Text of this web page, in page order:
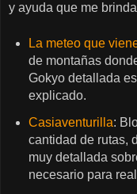
y ayuda que me
La meteo que
de montañas
Gokyo detallada
explicado.
Casiaventurilla:
cantidad de rutas,
muy detallada
necesario para